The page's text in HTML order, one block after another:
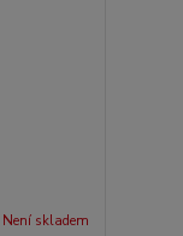
Není skladem